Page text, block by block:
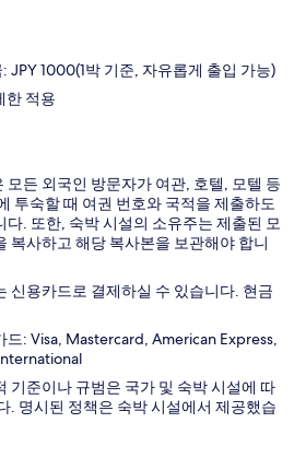
JPY 1000(1박 기준, 자유롭게 출입 가능)
한 적용
모든 외국인 방문자가 여관, 호텔, 모텔 등
투숙할 때 여권 번호와 국적을 제출하도
다. 또한, 숙박 시설의 소유주는 제출된 모
복사하고 해당 복사본을 보관해야 합니
신용카드로 결제하실 수 있습니다. 현금
드: Visa, Mastercard, American Express,
기준이나 규범은 국가 및 숙박 시설에 따
. 명시된 정책은 숙박 시설에서 제공했습